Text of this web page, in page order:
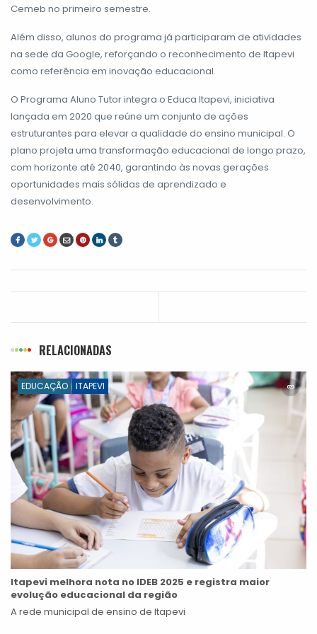
Cemeb no primeiro semestre.
Além disso, alunos do programa já participaram de atividades
na sede da Google, reforçando o reconhecimento de Itapevi
como referência em inovação educacional.
O Programa Aluno Tutor integra o Educa Itapevi, iniciativa
lançada em 2020 que reúne um conjunto de ações
estruturantes para elevar a qualidade do ensino municipal. O
plano projeta uma transformação educacional de longo prazo,
com horizonte até 2040, garantindo às novas gerações
oportunidades mais sólidas de aprendizado e
desenvolvimento.
RELACIONADAS
EDUCAÇÃO ITAPEVI
Itapevi melhora nota no IDEB 2025 e registra maior
evolução educacional da região
A rede municipal de ensino de Itapevi